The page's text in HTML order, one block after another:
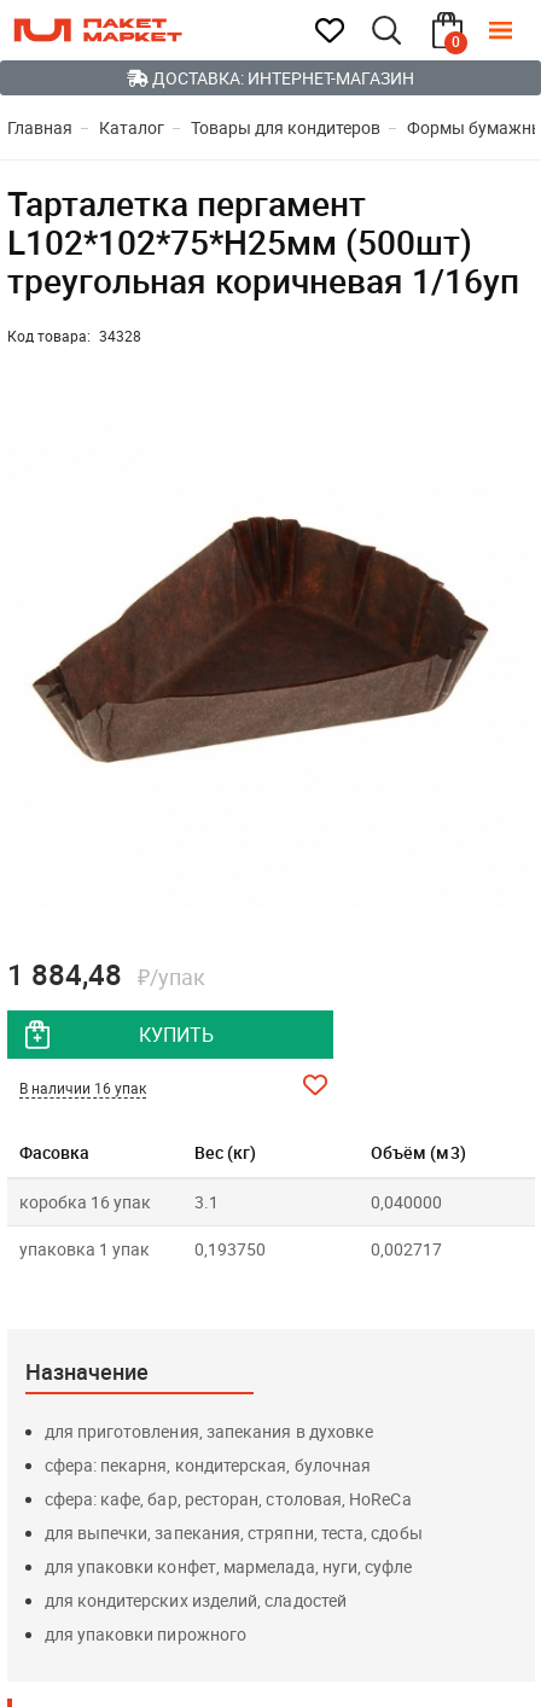
0
ДОСТАВКА: ИНТЕРНЕТ-МАГАЗИН
Главная Каталог Товары для кондитеров Формы
Тарталетка пергамент
L102*102*75*Н25мм (500шт)
треугольная коричневая 1/16уп
Код товара: 34328
Фасовка Вес (кг) Объём (м3)
коробка 16 упак 3.1 0,040000
упаковка 1 упак 0,193750 0,002717
1 884,48 ₽/упак
КУПИТЬ
В наличии 16 упак
Назначение
для приготовления, запекания в духовке
сфера: пекарня, кондитерская, булочная
сфера: кафе, бар, ресторан, столовая, HoReCa
для выпечки, запекания, стряпни, теста, сдобы
для упаковки конфет, мармелада, нуги, суфле
для кондитерских изделий, сладостей
для упаковки пирожного